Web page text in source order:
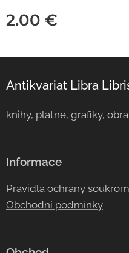
2.00 €
Antikvariat Libra
knihy, platne, grafiky,
Informace
Pravidla ochrany
Obchodní podmínky